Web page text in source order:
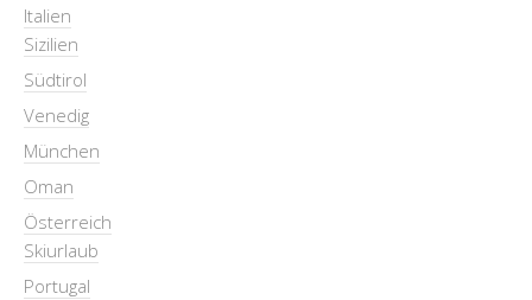
Italien
Sizilien
Südtirol
Venedig
München
Oman
Österreich
Skiurlaub
Portugal